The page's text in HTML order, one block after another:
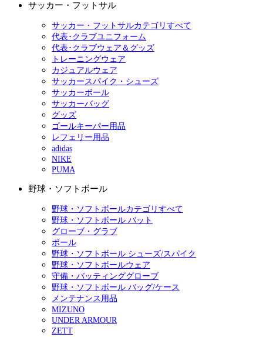
サッカー・フットサル
サッカー・フットサルカテゴリすべて
代表･クラブユニフォーム
代表･クラブウェア＆グッズ
トレーニングウェア
カジュアルウェア
サッカースパイク・シューズ
サッカーボール
サッカーバッグ
グッズ
ゴールキーパー用品
レフェリー用品
adidas
NIKE
PUMA
野球・ソフトボール
野球・ソフトボールカテゴリすべて
野球・ソフトボール バット
グローブ・グラブ
ボール
野球・ソフトボール シューズ/スパイク
野球・ソフトボールウェア
守備・バッティンググローブ
野球・ソフトボール バッグ/ケース
メンテナンス用品
MIZUNO
UNDER ARMOUR
ZETT